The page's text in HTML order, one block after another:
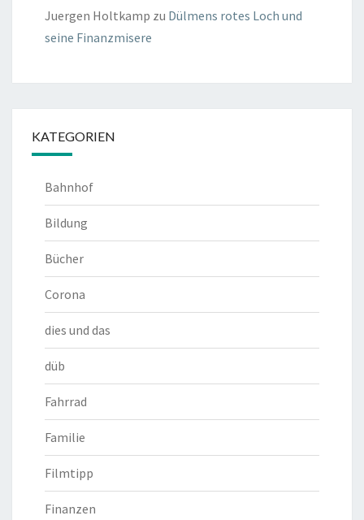
Juergen Holtkamp zu Dülmens rotes Loch und
seine Finanzmisere
KATEGORIEN
Bahnhof
Bildung
Bücher
Corona
dies und das
düb
Fahrrad
Familie
Filmtipp
Finanzen